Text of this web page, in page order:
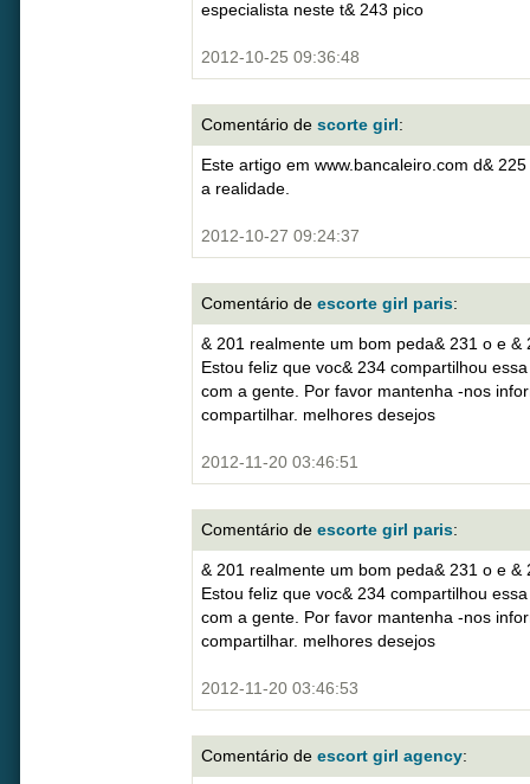
especialista neste t& 243 pico
2012-10-25 09:36:48
Comentário de scorte girl :
Este artigo em www.bancaleiro.com d&
a realidade.
2012-10-27 09:24:37
Comentário de escorte girl paris:
& 201 realmente um bom peda& 231 o e
Estou feliz que voc& 234 compartilhou
com a gente. Por favor mantenha -nos
compartilhar. melhores desejos
2012-11-20 03:46:51
Comentário de escorte girl paris:
& 201 realmente um bom peda& 231 o e
Estou feliz que voc& 234 compartilhou
com a gente. Por favor mantenha -nos
compartilhar. melhores desejos
2012-11-20 03:46:53
Comentário de escort girl agency: